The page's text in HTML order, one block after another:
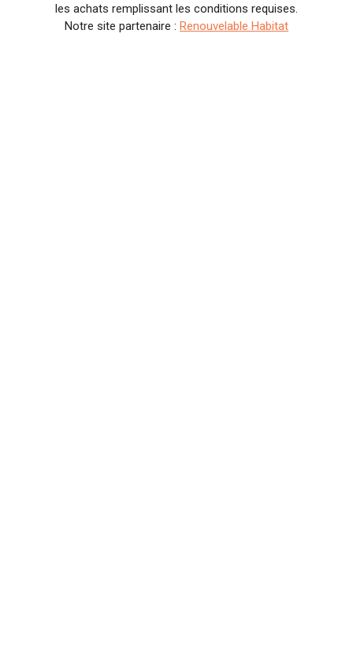
les achats remplissant les conditions requises.
Notre site partenaire : Renouvelable Habitat